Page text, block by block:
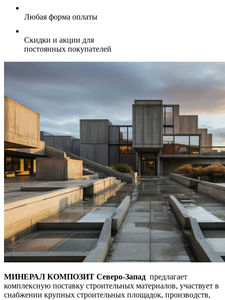
Любая форма оплаты
Скидки и акции для
постоянных покупателей
МИНЕРАЛ КОМПОЗИТ Северо-Запад предлагает
комплексную поставку строительных материалов, участвует в
снабжении крупных строительных площадок, производств,